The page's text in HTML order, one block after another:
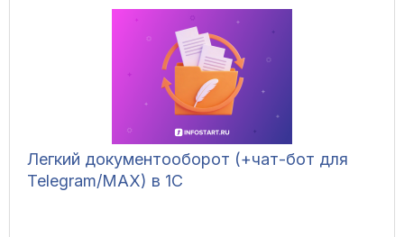
Легкий документооборот (+чат-бот для
Telegram/MAX) в 1С